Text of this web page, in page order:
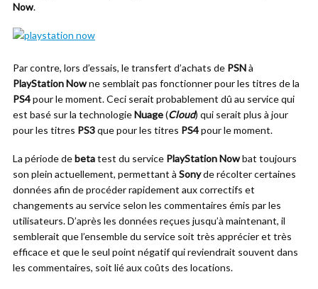
Now.
Par contre, lors d’essais, le transfert d’achats de PSNà
PlayStation Nowne semblait pas fonctionner pour les titres de la
PS4pour le moment. Ceci serait probablement dû au service qui
est basé sur la technologieNuage(Cloud) qui serait plus à jour
pour les titres PS3que pour les titres PS4pour le moment.
La période debetatest du service PlayStation Nowbat toujours
son plein actuellement, permettant à Sonyde récolter certaines
données afin de procéder rapidement aux correctifs et
changements au service selon les commentaires émis par les
utilisateurs. D’après les données reçues jusqu’à maintenant, il
semblerait que l’ensemble du service soit très apprécier et très
efficace et que le seul point négatif qui reviendrait souvent dans
les commentaires, soit lié aux coûts des locations.